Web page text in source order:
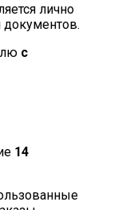
лично
с
14